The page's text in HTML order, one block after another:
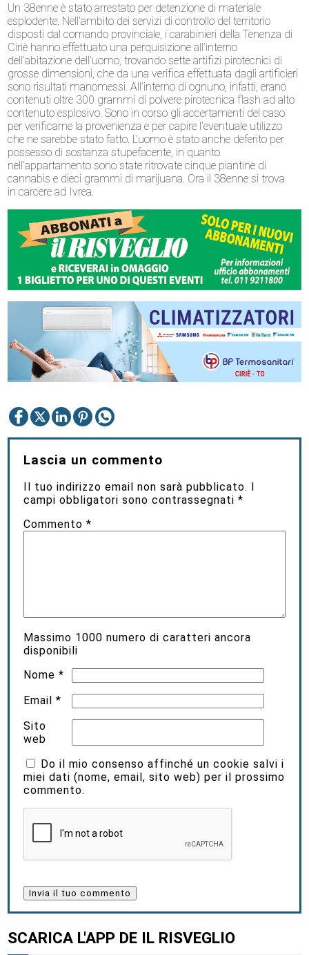
Un 38enne è stato arrestato per detenzione di materiale
esplodente. Nell’ambito dei servizi di controllo del territorio
disposti dal comando provinciale, i carabinieri della Tenenza di
Ciriè hanno effettuato una perquisizione all’interno
dell’abitazione dell’uomo, trovando sette artifizi pirotecnici di
grosse dimensioni, che da una verifica effettuata dagli artificieri
sono risultati manomessi. All’interno di ognuno, infatti, erano
contenuti oltre 300 grammi di polvere pirotecnica flash ad alto
contenuto esplosivo. Sono in corso gli accertamenti del caso
per verificarne la provenienza e per capire l’eventuale utilizzo
che ne sarebbe stato fatto. L’uomo è stato anche deferito per
possesso di sostanza stupefacente, in quanto
nell’appartamento sono state ritrovate cinque piantine di
cannabis e dieci grammi di marijuana. Ora il 38enne si trova
in carcere ad Ivrea.
Lascia un commento
Il tuo indirizzo email non sarà pubblicato.
campi obbligatori sono contrassegnati*
Commento*
Massimo 1000 numero di caratteri ancora
disponibili
Nome*
Email*
Sito
web
Do il mio consenso affinché un cookie salvi i
miei dati (nome, email, sito web) per il prossimo
commento.
SCARICA L'APP DE IL RISVEGLIO